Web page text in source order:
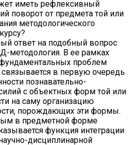
иметь рефлексивный
поворот от предмета той или
методологического
ответ на подобный вопрос
методология. В ее рамках
проблем
связывается в первую очередь
познавательно-
с объектных форм той или
на саму организацию
порождающих эти формы.
в предметной форме
функция интеграции
дисциплинарной